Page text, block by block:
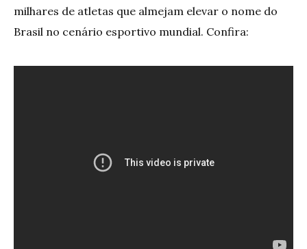
milhares de atletas que almejam elevar o nome do
Brasil no cenário esportivo mundial. Confira: